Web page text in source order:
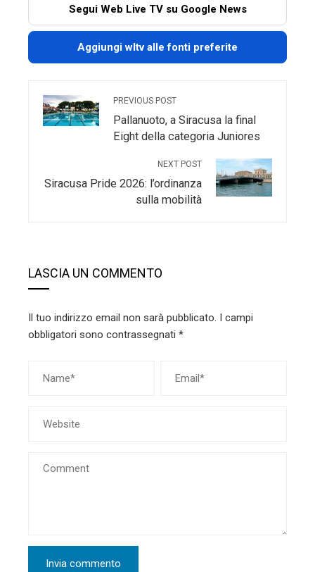
Segui Web Live TV su Google News
Aggiungi wltv alle fonti preferite
PREVIOUS POST
Pallanuoto, a Siracusa la final
Eight della categoria Juniores
NEXT POST
Siracusa Pride 2026: l’ordinanza
sulla mobilità
LASCIA UN COMMENTO
Il tuo indirizzo email non sarà pubblicato. I campi
obbligatori sono contrassegnati *